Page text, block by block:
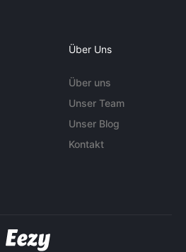
Über Uns
Über uns
Unser Team
Unser Blog
Kontakt